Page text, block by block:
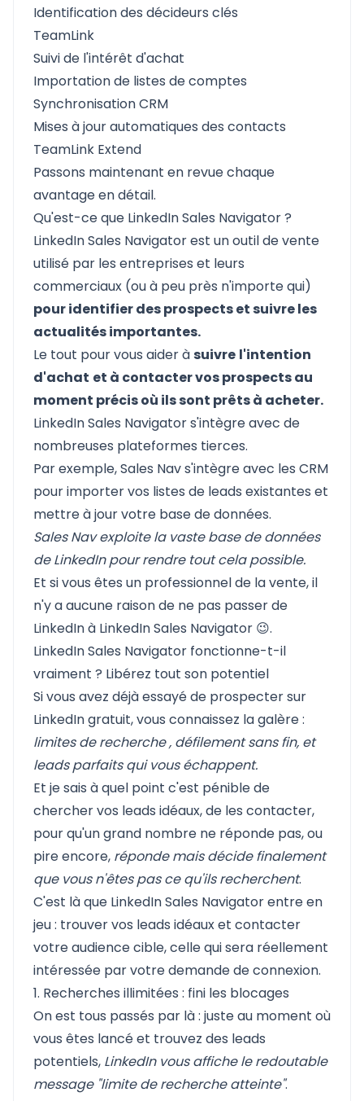
Identification des décideurs clés
TeamLink
Suivi de l'intérêt d'achat
Importation de listes de comptes
Synchronisation CRM
Mises à jour automatiques des contacts
TeamLink Extend
Passons maintenant en revue chaque
avantage en détail.
Qu'est-ce que LinkedIn Sales Navigator ?
LinkedIn Sales Navigator est un outil de vente
utilisé par les entreprises et leurs
commerciaux (ou à peu près n'importe qui)
pour identifier des prospects et suivre les
actualités importantes.
Le tout pour vous aider àsuivre l'intention
d'achat et à contacter vos prospects au
moment précis où ils sont prêts à acheter.
LinkedIn Sales Navigator s'intègre avec de
nombreuses plateformes tierces.
Par exemple, Sales Nav s'intègre avec les CRM
pour importer vos listes de leads existantes et
mettre à jour votre base de données.
Sales Nav exploite la vaste base de données
de LinkedIn pour rendre tout cela possible.
Et si vous êtes un professionnel de la vente, il
n'y a aucune raison de ne pas passer de
LinkedIn à LinkedIn Sales Navigator 😉.
LinkedIn Sales Navigator fonctionne-t-il
vraiment ? Libérez tout son potentiel
Si vous avez déjà essayé de prospecter sur
LinkedIn gratuit, vous connaissez la galère :
limites de recherche, défilement sans fin, et
leads parfaits qui vous échappent.
Et je sais à quel point c'est pénible de
chercher vos leads idéaux, de les contacter,
pour qu'un grand nombre ne réponde pas, ou
pire encore, réponde mais décide finalement
que vous n'êtes pas ce qu'ils recherchent.
C'est là que LinkedIn Sales Navigator entre en
jeu : trouver vos leads idéaux et contacter
votre audience cible, celle qui sera réellement
intéressée par votre demande de connexion.
1. Recherches illimitées : fini les blocages
On est tous passés par là : juste au moment où
vous êtes lancé et trouvez des leads
potentiels, LinkedIn vous affiche le redoutable
message "limite de recherche atteinte".